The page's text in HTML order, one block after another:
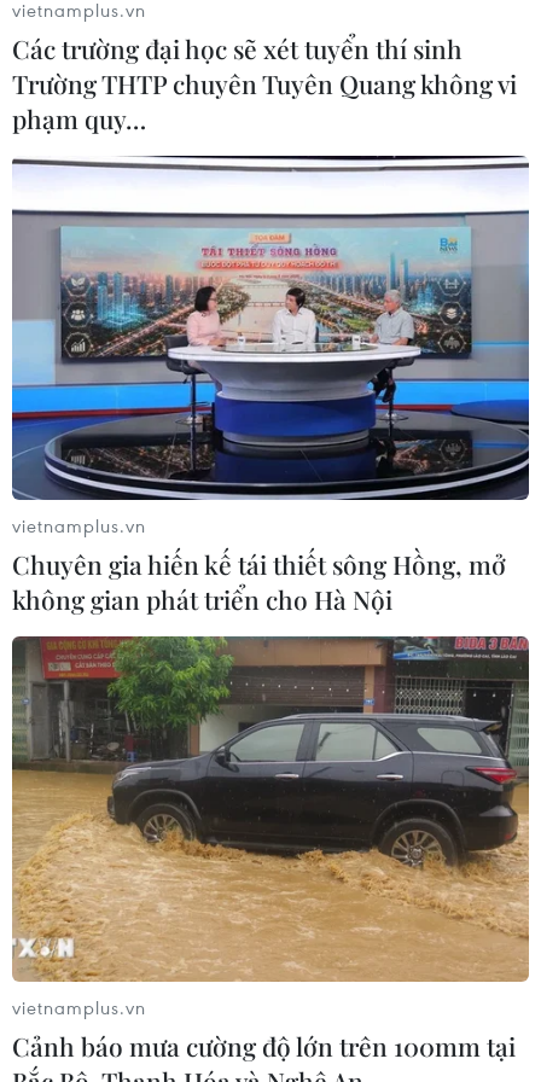
Lâm Đồng: Bám sát tiến độ để sân
bay Liên Khương mở cửa đúng hạn
19/8
Sẽ nghiên cứu tìm nguồn vốn đầu tư
cao tốc Hà Tiên-Rạch Giá-Bạc Liêu
05/08/2026 01:43
Xem thêm
Tổng Biên tập: TRẦN TIẾN DUẨN
Phó Tổng Biên tập: NGUYỄN THỊ TÁM, KHÚC THANH
THỦY
Sở hữu trí tuệ
Quy định sử dụng
RSS
Hỗ trợ
Ngôn ngữ
TTXVN
Dịch vụ tin
Quảng cáo
Liên hệ
vietnamplus.vn
Các trường đại học sẽ xét tuyển thí sinh
Trường THTP chuyên Tuyên Quang không vi
phạm quy…
vietnamplus.vn
Chuyên gia hiến kế tái thiết sông Hồng, mở
không gian phát triển cho Hà Nội
vietnamplus.vn
Cảnh báo mưa cường độ lớn trên 100mm tại